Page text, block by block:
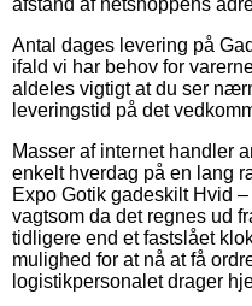
Antal dages levering på
ifald vi har behov for
aldeles vigtigt at du ser
leveringstid på det
Masser af internet handler
enkelt hverdag på en lang
Expo Gotik gadeskilt Hvid
vagtsom da det regnes ud
tidligere end et fastslået
mulighed for at nå at få
logistikpersonalet drager